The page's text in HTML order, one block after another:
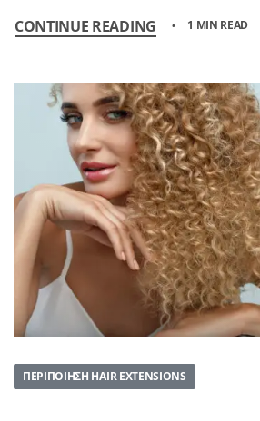
CONTINUE READING 1 MIN READ
ΠΕΡΙΠΟΊΗΣΗ HAIR EXTENSIONS